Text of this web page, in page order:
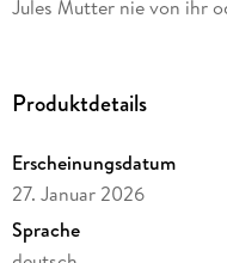
Jules Mutter nie von ihr
ihre zerstörerische Macht
Eine packende und
Blazon
Produktdetails
Erscheinungsdatum
27. Januar 2026
Sprache